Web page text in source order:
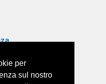
per
sul nostro